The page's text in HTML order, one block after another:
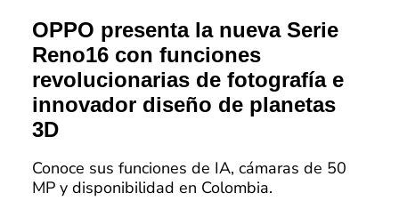
OPPO presenta la nueva Serie
Reno16 con funciones
revolucionarias de fotografía e
innovador diseño de planetas
3D
Conoce sus funciones de IA, cámaras de 50
MP y disponibilidad en Colombia.